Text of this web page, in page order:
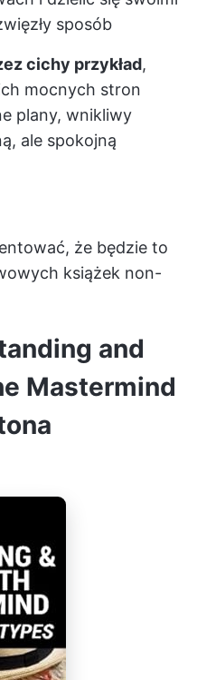
sposób
cichy przykład,
mocnych stron
plany, wnikliwy
ale spokojną
że będzie to
książek non-
and
Mastermind